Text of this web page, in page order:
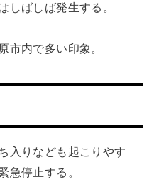
しばしば発生する。
市内で多い印象。
入りなども起こりやす
急停止する。